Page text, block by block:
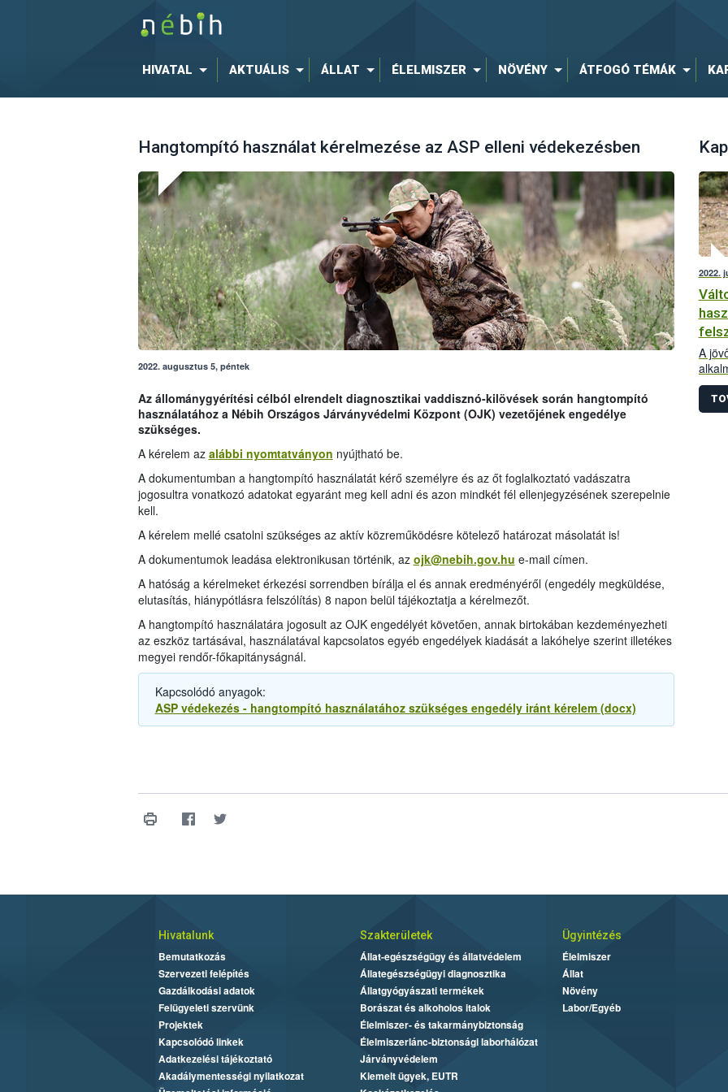
HIVATAL AKTUÁLIS ÁLLAT ÉLELMISZER NÖVÉNY ÁTFOGÓ TÉMÁK
Hangtompító használat kérelmezése az ASP elleni védekezésben
2022. augusztus 5, péntek
Az állománygyérítési célból elrendelt diagnosztikai vaddisznó-kilövések során hangtompító
használatához a Nébih Országos Járványvédelmi Központ (OJK) vezetőjének engedélye
szükséges.
A kérelem az alábbi nyomtatványon nyújtható be.
A dokumentumban a hangtompító használatát kérő személyre és az őt foglalkoztató vadászatra
jogosultra vonatkozó adatokat egyaránt meg kell adni és azon mindkét fél ellenjegyzésének szerepelnie
kell.
A kérelem mellé csatolni szükséges az aktív közreműködésre kötelező határozat másolatát is!
A dokumentumok leadása elektronikusan történik, az ojk@nebih.gov.hu e-mail címen.
A hatóság a kérelmeket érkezési sorrendben bírálja el és annak eredményéről (engedély megküldése,
elutasítás, hiánypótlásra felszólítás) 8 napon belül tájékoztatja a kérelmezőt.
A hangtompító használatára jogosult az OJK engedélyét követően, annak birtokában kezdeményezheti
az eszköz tartásával, használatával kapcsolatos egyéb engedélyek kiadását a lakóhelye szerint illetékes
megyei rendőr-főkapitányságnál.
Kapcsolódó anyagok:
ASP védekezés - hangtompító használatához szükséges engedély iránt kérelem (docx)
2022.
A
Hivatalunk
Bemutatkozás
Szervezeti felépítés
Gazdálkodási adatok
Felügyeleti szervünk
Projektek
Kapcsolódó linkek
Adatkezelési tájékoztató
Akadálymentességi nyilatkozat
Szakterületek
Állat-egészségügy és állatvédelem
Állategészségügyi diagnosztika
Állatgyógyászati termékek
Borászat és alkoholos italok
Élelmiszer- és takarmánybiztonság
Élelmiszerlánc-biztonsági laborhálózat
Járványvédelem
Kiemelt ügyek, EUTR
Ügyintézés
Élelmiszer
Állat
Növény
Labor/Egyéb